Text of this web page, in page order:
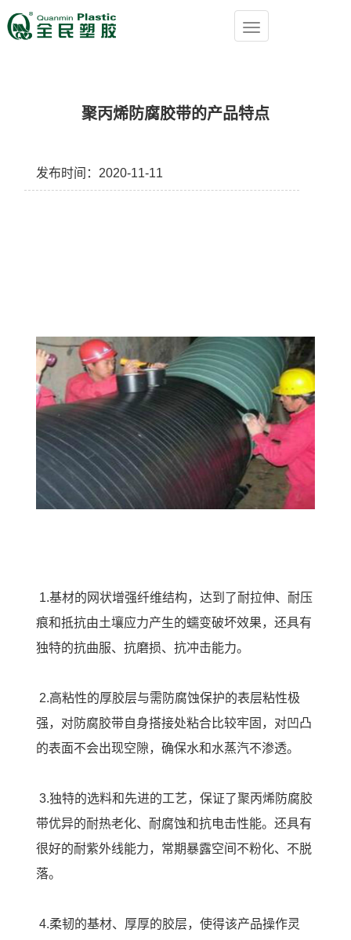
聚丙烯防腐胶带的产品特点
发布时间：2020-11-11
1.基材的网状增强纤维结构，达到了耐拉伸、耐压
痕和抵抗由土壤应力产生的蠕变破坏效果，还具有
独特的抗曲服、抗磨损、抗冲击能力。
2.高粘性的厚胶层与需防腐蚀保护的表层粘性极
强，对防腐胶带自身搭接处粘合比较牢固，对凹凸
的表面不会出现空隙，确保水和水蒸汽不渗透。
3.独特的选料和先进的工艺，保证了聚丙烯防腐胶
带优异的耐热老化、耐腐蚀和抗电击性能。还具有
很好的耐紫外线能力，常期暴露空间不粉化、不脱
落。
4.柔韧的基材、厚厚的胶层，使得该产品操作灵